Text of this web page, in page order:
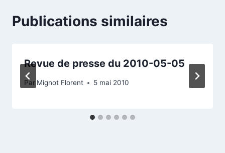
Publications similaires
Revue de presse du 2010-05-05
Par Mignot Florent 5 mai 2010